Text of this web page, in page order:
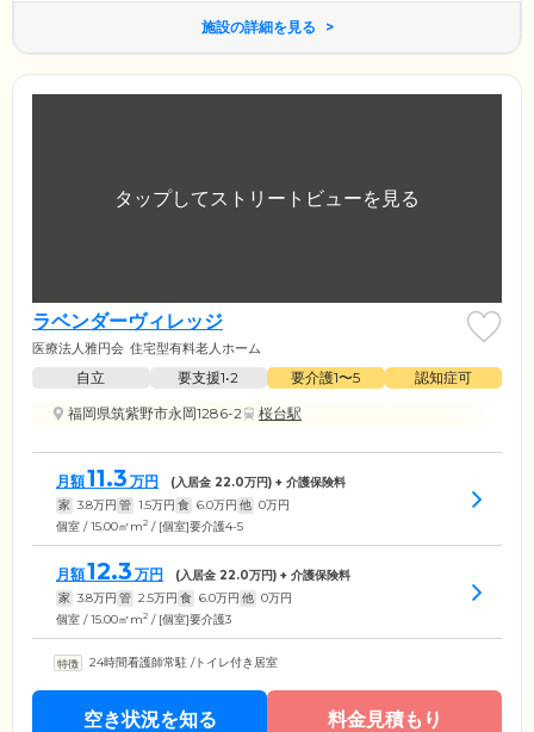
施設の詳細を見る
ラベンダーヴィレッジ
医療法人雅円会 住宅型有料老人ホーム
自立 要支援1•2 要介護1〜5
認知症可
福岡県筑紫野市永岡1286-2
桜台駅
月額11.3 万円 (入居金 22.0万円) + 介護保険料
家 3.8万円 管 1.5万円 食 6.0万円 他 0万円
個室 / 15.00㎡m2 / [個室]要介護4-5
月額12.3 万円 (入居金 22.0万円) + 介護保険料
家 3.8万円 管 2.5万円 食 6.0万円 他 0万円
個室 / 15.00㎡m2 / [個室]要介護3
24時間看護師常駐 /トイレ付き居室
空き状況を知る 料金見積もり